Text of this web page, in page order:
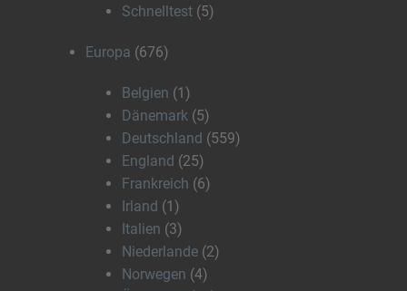
Schnelltest (5)
Europa (676)
Belgien (1)
Dänemark (5)
Deutschland (559)
England (25)
Frankreich (6)
Irland (1)
Italien (3)
Niederlande (2)
Norwegen (4)